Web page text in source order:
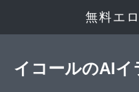
無料エ
イコールのAIイ